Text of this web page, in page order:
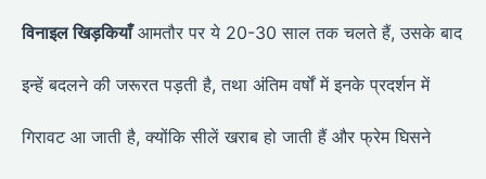
विनाइल खिड़कियाँआमतौर पर ये 20-30 साल तक चलते हैं, उसके बाद
इन्हें बदलने की जरूरत पड़ती है, तथा अंतिम वर्षों में इनके प्रदर्शन में
गिरावट आ जाती है, क्योंकि सीलें खराब हो जाती हैं और फ्रेम घिसने